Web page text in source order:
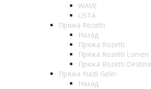
WAVE
USTA
Пряжа Rozetti
Назад
Пряжа Rozetti
Пряжа Rozetti Lumen
Пряжа Rozetti Destina
Пряжа Nazli Gelin
Назад